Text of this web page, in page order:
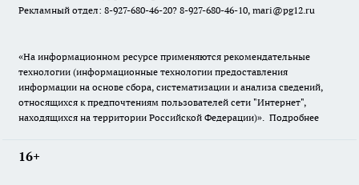
Рекламный отдел: 8-927-680-46-20? 8-927-680-46-10, mari@pg12.ru
«На информационном ресурсе применяются рекомендательные
технологии (информационные технологии предоставления
информации на основе сбора, систематизации и анализа сведений,
относящихся к предпочтениям пользователей сети "Интернет",
находящихся на территории Российской Федерации)». Подробнее
16+